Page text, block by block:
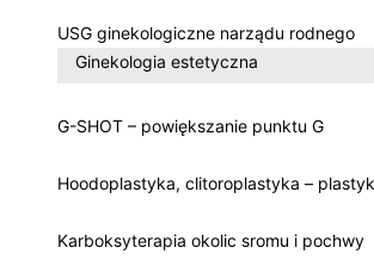
USG ginekologiczne narządu rodnego
Ginekologia estetyczna
G-SHOT – powiększanie punktu G
Hoodoplastyka, clitoroplastyka –
Karboksyterapia okolic sromu i pochwy